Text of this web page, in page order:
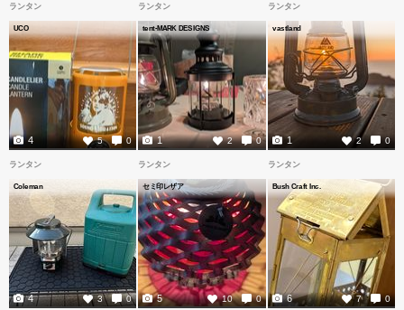
ランタン
UCO
5 0
4
ランタン
tent-MARK DESIGNS
2 0
1
ランタン
vastland
2 0
1
ランタン
Coleman
3 0
4
ランタン
セミ印レザア
10 0
5
ランタン
Bush Craft Inc.
7 0
6